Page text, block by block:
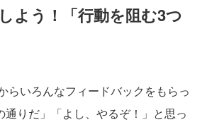
よう！「行動を阻む3つ
らいろんなフィードバックをもらっ
通りだ」「よし、やるぞ！」と思っ